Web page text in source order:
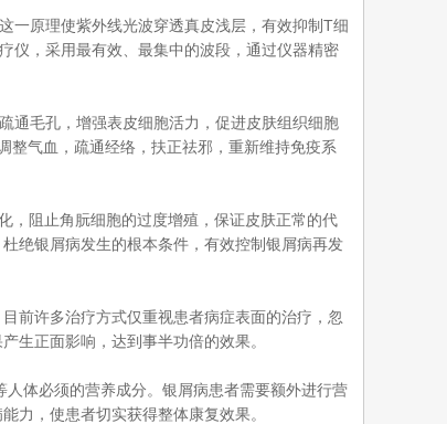
一原理使紫外线光波穿透真皮浅层，有效抑制T细
仪，采用最有效、最集中的波段，通过仪器精密
通毛孔，增强表皮细胞活力，促进皮肤组织细胞
整气血，疏通经络，扶正祛邪，重新维持免疫系
，阻止角朊细胞的过度增殖，保证皮肤正常的代
绝银屑病发生的根本条件，有效控制银屑病再发
前许多治疗方式仅重视患者病症表面的治疗，忽
生正面影响，达到事半功倍的效果。
体必须的营养成分。银屑病患者需要额外进行营
力，使患者切实获得整体康复效果。